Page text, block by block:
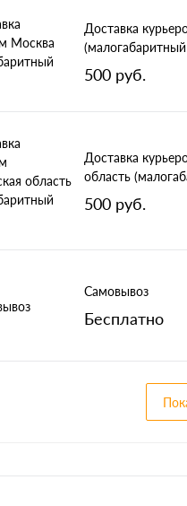
Доставка
(малогабаритный
500 руб.
Доставка
область
500 руб.
Самовывоз
Бесплатно